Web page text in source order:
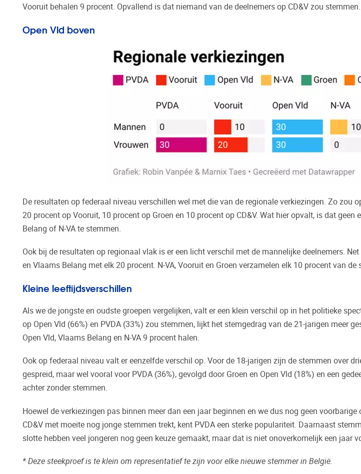
Vooruit behalen 9 procent. Opvallend is dat niemand van de deelnemers op CD&V zou stemmen.
Open Vld boven
De resultaten op federaal niveau verschillen wel met die van de regionale verkiezingen. Zo
20 procent op Vooruit, 10 procent op Groen en 10 procent op CD&V. Wat hier opvalt, is dat
Belang of N-VA te stemmen.
Ook bij de resultaten op regionaal vlak is er een licht verschil met de mannelijke deelnemers.
en Vlaams Belang met elk 20 procent. N-VA, Vooruit en Groen verzamelen elk 10 procent van de
Kleine leeftijdsverschillen
Als we de jongste en oudste groepen vergelijken, valt er een klein verschil op in het politieke
op Open Vld (66%) en PVDA (33%) zou stemmen, lijkt het stemgedrag van de 21-jarigen meer
Open Vld, Vlaams Belang en N-VA 9 procent halen.
Ook op federaal niveau valt er eenzelfde verschil op. Voor de 18-jarigen zijn de stemmen over
gespreid, maar wel vooral voor PVDA (36%), gevolgd door Groen en Open Vld (18%) en een
achter zonder stemmen.
Hoewel de verkiezingen pas binnen meer dan een jaar beginnen en we dus nog geen
CD&V met moeite nog jonge stemmen trekt, kent PVDA een sterke populariteit. Daarnaast
slotte hebben veel jongeren nog geen keuze gemaakt, maar dat is niet onoverkomelijk een jaar
* Deze steekproef is te klein om representatief te zijn voor elke nieuwe stemmer in België.